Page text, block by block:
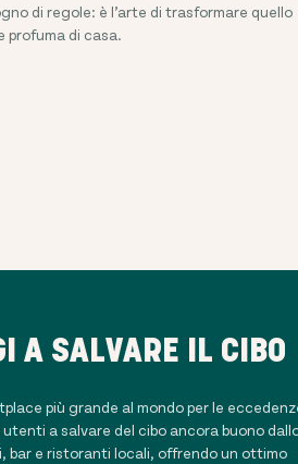
di regole: è l’arte di trasformare quello
profuma di casa.
A SALVARE IL CIBO
più grande al mondo per le
a salvare del cibo ancora buono
bar e ristoranti locali, offrendo un ottimo